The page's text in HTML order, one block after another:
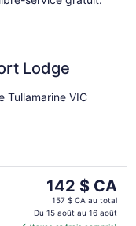
Lodge
Tullamarine VIC
Le
prix
est
142 $ CA
157 $ CA au total
Du 15 août au 16 août